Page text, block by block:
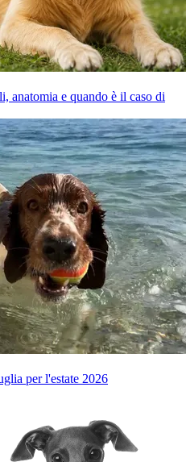
anatomia e quando è il caso di
per l'estate 2026